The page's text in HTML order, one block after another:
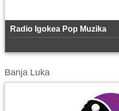
Radio Igokea Pop Muzika
Banja Luka